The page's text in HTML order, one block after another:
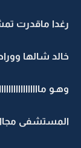
رغدا ماقدرت
خالد شالها
وهـو
المستشفى